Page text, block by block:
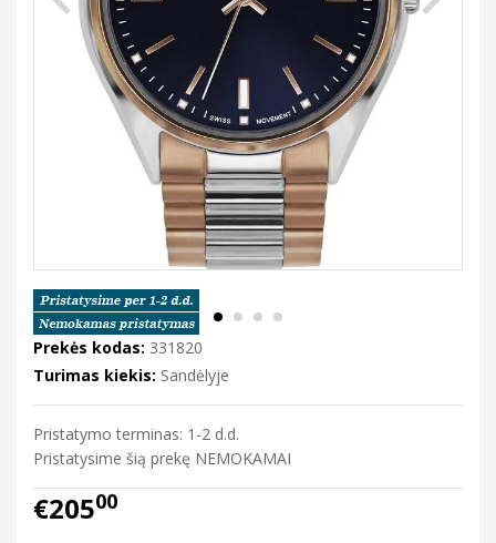
Prekės kodas: 331820
Turimas kiekis: Sandėlyje
Pristatymo terminas: 1-2 d.d.
Pristatysime šią prekę NEMOKAMAI
€20500